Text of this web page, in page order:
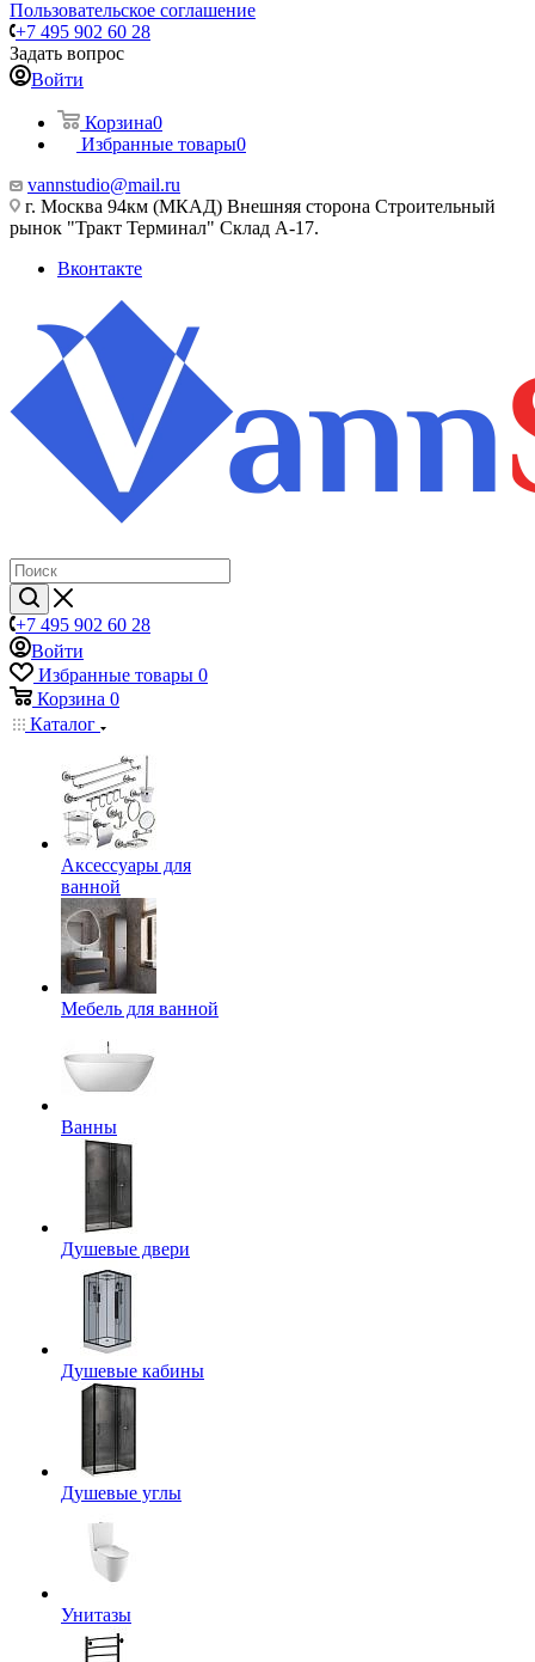
Пользовательское соглашение
+7 495 902 60 28
Задать вопрос
Войти
Корзина0
Избранные товары0
vannstudio@mail.ru
г. Москва 94км (МКАД) Внешняя сторона Строительный
рынок "Тракт Терминал" Склад А-17.
Вконтакте
+7 495 902 60 28
Войти
Избранные товары 0
Корзина 0
Каталог
Аксессуары для
ванной
Мебель для ванной
Ванны
Душевые двери
Душевые кабины
Душевые углы
Унитазы